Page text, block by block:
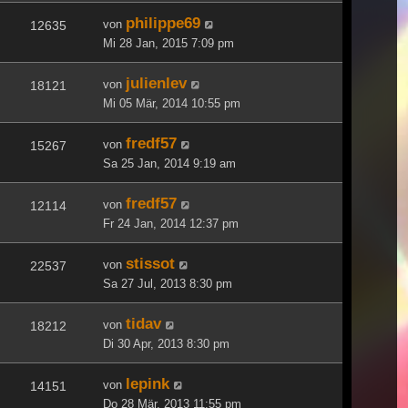
12635 von philippe69
Mi 28 Jan, 2015 7:09 pm
18121 von julienlev
Mi 05 Mär, 2014 10:55 pm
15267 von fredf57
Sa 25 Jan, 2014 9:19 am
12114 von fredf57
Fr 24 Jan, 2014 12:37 pm
22537 von stissot
Sa 27 Jul, 2013 8:30 pm
18212 von tidav
Di 30 Apr, 2013 8:30 pm
14151 von lepink
Do 28 Mär, 2013 11:55 pm